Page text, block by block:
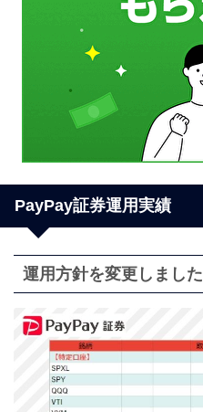
PayPay証券運用実績
運用方針を変更しました